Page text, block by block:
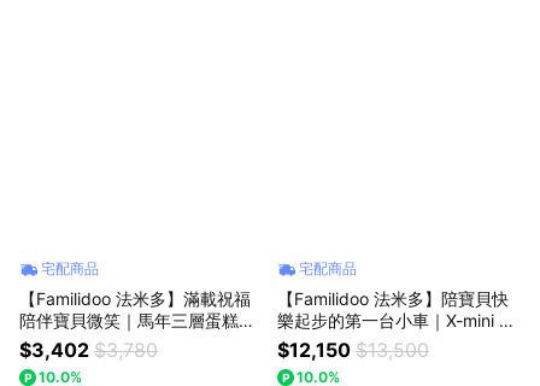
宅配商品
【Familidoo 法米多】滿載祝福
陪伴寶貝微笑｜馬年三層蛋糕造
型尿布塔 [粉色]
$3,402 $3,780
10.0%
宅配商品
【Familidoo 法米多】陪寶貝快
樂起步的第一台小車｜X-mini 滑
步車
$12,150 $13,500
10.0%